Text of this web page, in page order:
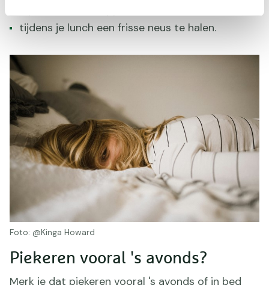
tijdens je lunch een frisse neus te halen.
Piekeren vooral 's avonds?
Merk je dat piekeren vooral 's avonds of in bed
Foto: @Kinga Howard